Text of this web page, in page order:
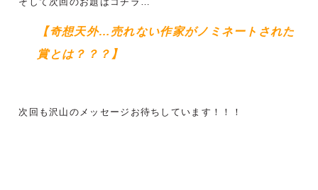
【奇想天外…売れない作家がノミネートされた
賞とは？？？ 】
次回も沢山のメッセージお待ちしています！！！